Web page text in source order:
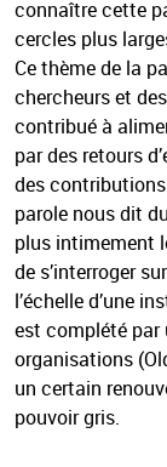
connaître cette
cercles plus
Ce thème de la
chercheurs et
contribué à
par des retours
des
parole nous dit
plus intimement
de s’interroger
l’échelle d’une
est complété par
organisations
un certain
pouvoir gris.